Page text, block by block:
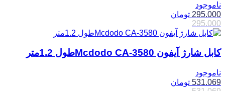
ناموجود
295.000 تومان
295.000
کابل شارژ آیفون Mcdodo CA-3580طول 1.2متر
ناموجود
531.069 تومان